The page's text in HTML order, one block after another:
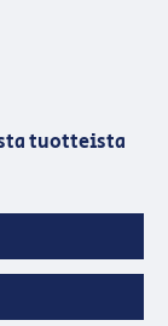
tuotteista